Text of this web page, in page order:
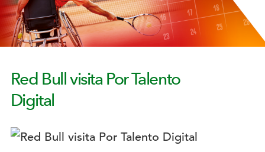
Red Bull visita Por Talento
Digital
Logotipo: